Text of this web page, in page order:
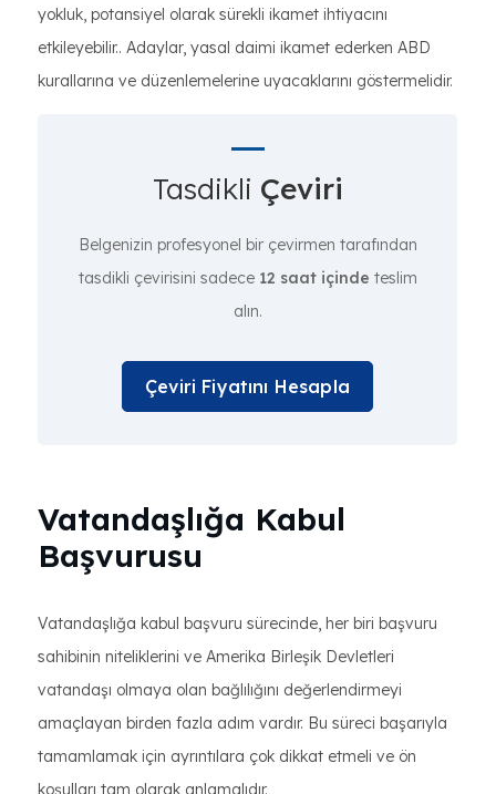
yokluk, potansiyel olarak sürekli ikamet ihtiyacını
etkileyebilir.. Adaylar, yasal daimi ikamet ederken ABD
kurallarına ve düzenlemelerine uyacaklarını göstermelidir.
Tasdikli Çeviri
Belgenizin profesyonel bir çevirmen tarafından
tasdikli çevirisini sadece 12 saat içinde teslim
alın.
Çeviri Fiyatını Hesapla
Vatandaşlığa Kabul
Başvurusu
Vatandaşlığa kabul başvuru sürecinde, her biri başvuru
sahibinin niteliklerini ve Amerika Birleşik Devletleri
vatandaşı olmaya olan bağlılığını değerlendirmeyi
amaçlayan birden fazla adım vardır. Bu süreci başarıyla
tamamlamak için ayrıntılara çok dikkat etmeli ve ön
koşulları tam olarak anlamalıdır.